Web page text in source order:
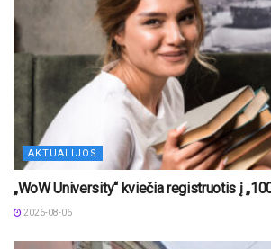
AKTUALIJOS
„WoW University“ kviečia registruotis į
2026-08-06